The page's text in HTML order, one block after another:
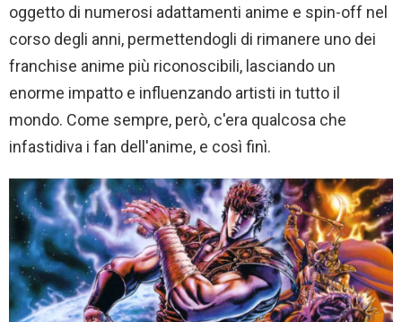
oggetto di numerosi adattamenti anime e spin-off nel
corso degli anni, permettendogli di rimanere uno dei
franchise anime più riconoscibili, lasciando un
enorme impatto e influenzando artisti in tutto il
mondo. Come sempre, però, c'era qualcosa che
infastidiva i fan dell'anime, e così finì.